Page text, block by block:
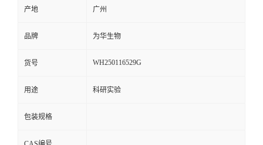
产地 广州
品牌 为华生物
货号 WH250116529G
用途 科研实验
包装规格